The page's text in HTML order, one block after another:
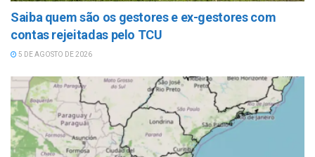
Saiba quem são os gestores e ex-gestores com
contas rejeitadas pelo TCU
5 DE AGOSTO DE 2026